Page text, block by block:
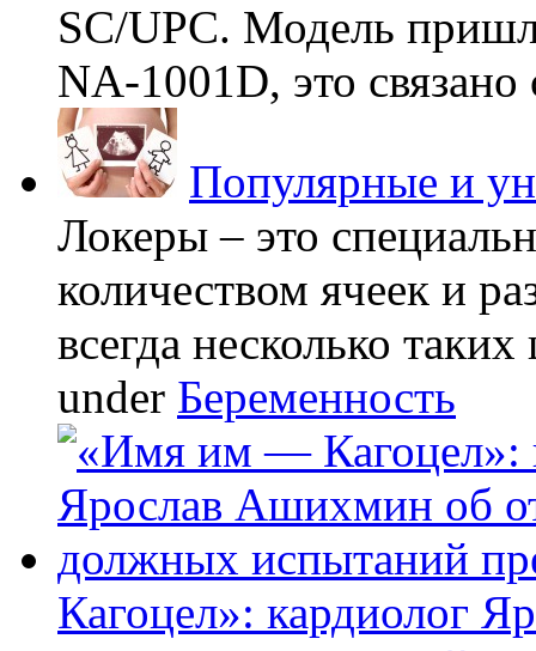
SC/UPC. Модель
NA-1001D, это связано
Популярные и
Локеры – это
количеством ячеек и
всегда несколько
under Беременность
Кагоцел»: кардиолог